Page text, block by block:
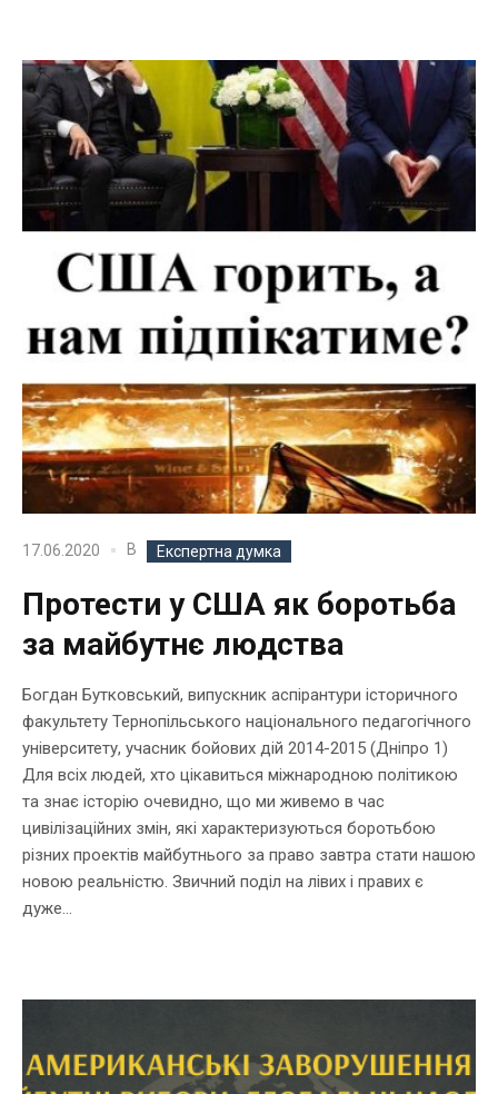
17.06.2020 В Експертна думка
Протести у США як боротьба
за майбутнє людства
Богдан Бутковський, випускник аспірантури історичного
факультету Тернопільського національного педагогічного
університету, учасник бойових дій 2014-2015 (Дніпро 1)
Для всіх людей, хто цікавиться міжнародною політикою
та знає історію очевидно, що ми живемо в час
цивілізаційних змін, які характеризуються боротьбою
різних проектів майбутнього за право завтра стати нашою
новою реальністю. Звичний поділ на лівих і правих є
дуже...